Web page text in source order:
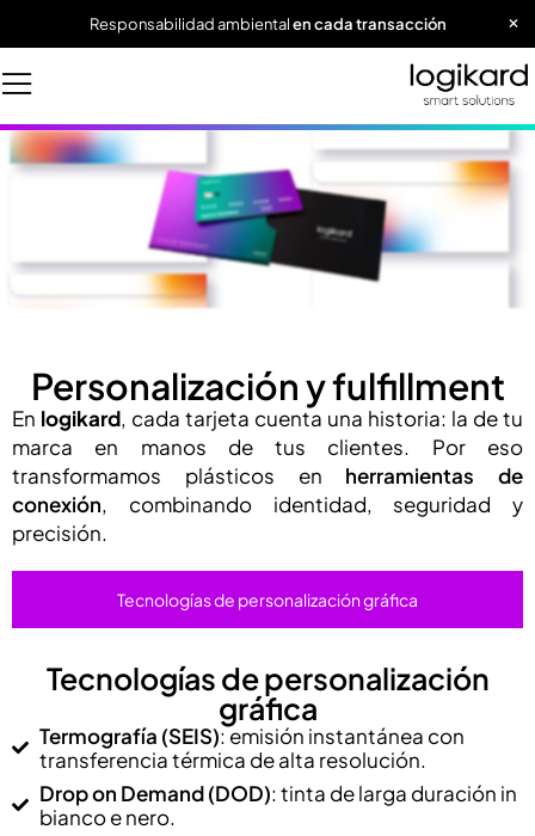
Responsabilidad ambientalen cada transacción
Personalización y fulfillment
En logikard, cada tarjeta cuenta una historia: la de tu
marca en manos de tus clientes. Por eso
transformamos plásticos en herramientas de
conexión, combinando identidad, seguridad y
precisión.
Tecnologías de personalización gráfica
Tecnologías de personalización
gráfica
Termografía (SEIS): emisión instantánea con
transferencia térmica de alta resolución.
Drop on Demand (DOD): tinta de larga duración in
bianco e nero.